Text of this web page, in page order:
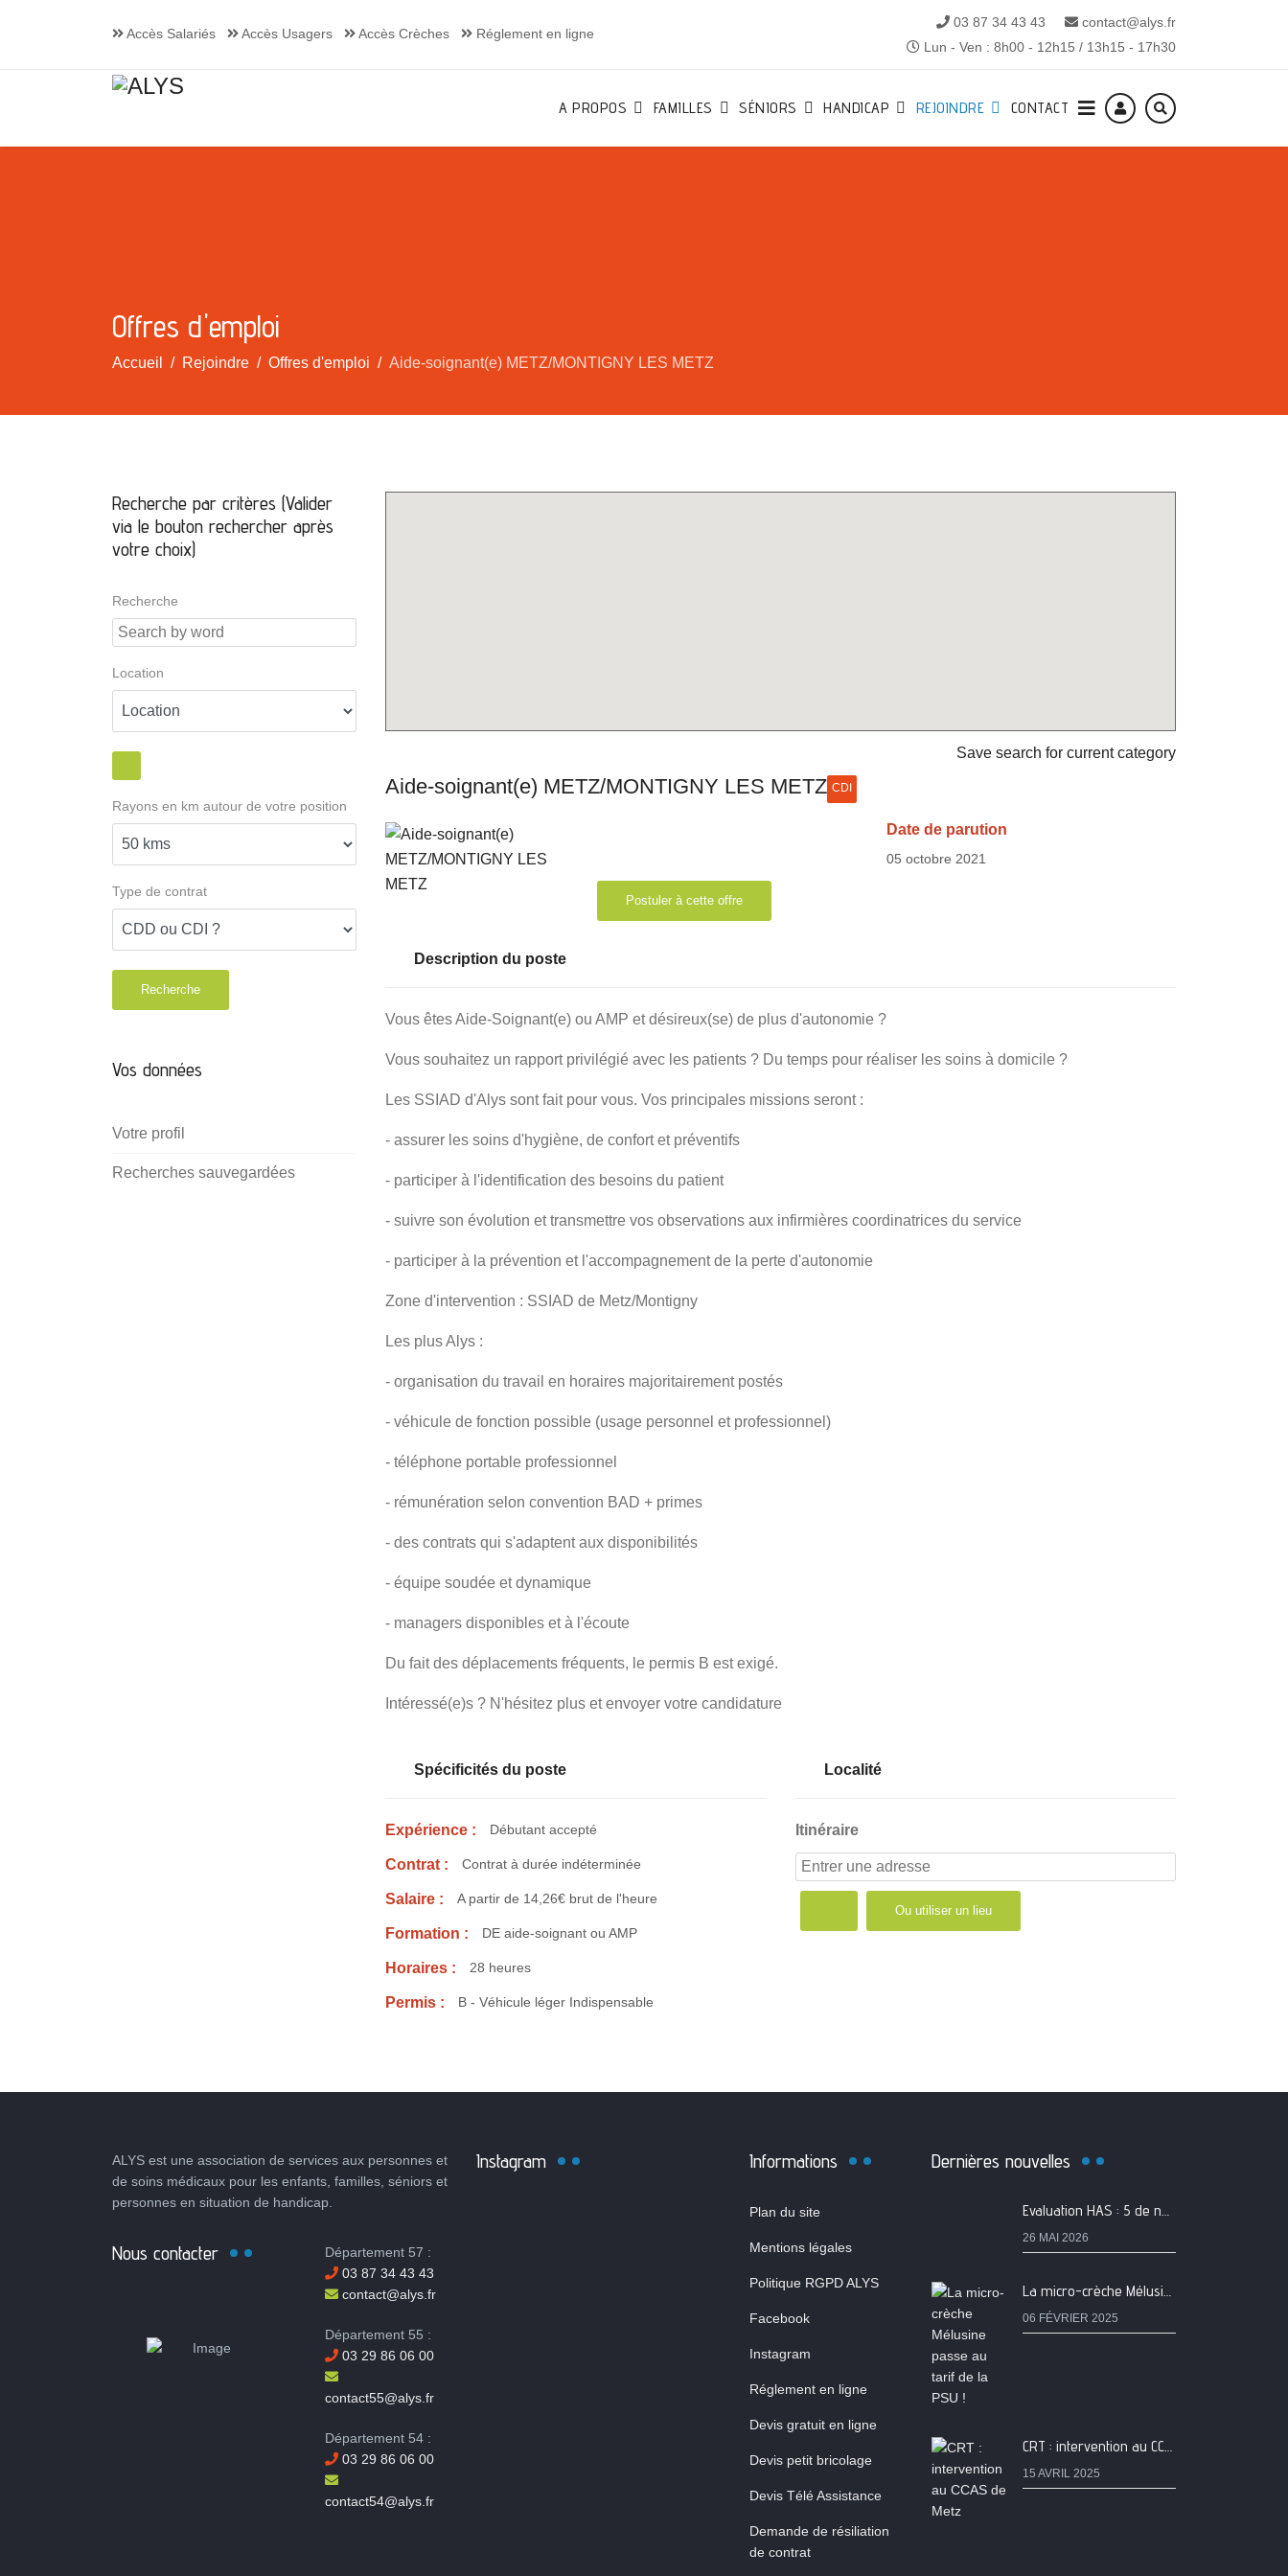
Accès Salariés Accès Usagers Accès Crèches Réglement en ligne
03 87 34 43 43
contact@alys.fr
Lun - Ven : 8h00 - 12h15 / 13h15 - 17h30
A PROPOS FAMILLES SÉNIORS HANDICAP REJOINDRE CONTACT
Offres d'emploi
Accueil Rejoindre Offres d'emploi Aide-soignant(e) METZ/MONTIGNY LES METZ
Save search for current category
Aide-soignant(e) METZ/MONTIGNY LES METZ CDI
Date de parution
05 octobre 2021
Postuler à cette offre
Description du poste
Vous êtes Aide-Soignant(e) ou AMP et désireux(se) de plus d'autonomie ?
Vous souhaitez un rapport privilégié avec les patients ? Du temps pour réaliser les soins à domicile ?
Les SSIAD d'Alys sont fait pour vous. Vos principales missions seront :
- assurer les soins d'hygiène, de confort et préventifs
- participer à l'identification des besoins du patient
- suivre son évolution et transmettre vos observations aux infirmières coordinatrices du service
- participer à la prévention et l'accompagnement de la perte d'autonomie
Zone d'intervention : SSIAD de Metz/Montigny
Les plus Alys :
- organisation du travail en horaires majoritairement postés
- véhicule de fonction possible (usage personnel et professionnel)
- téléphone portable professionnel
- rémunération selon convention BAD + primes
- des contrats qui s'adaptent aux disponibilités
- équipe soudée et dynamique
- managers disponibles et à l'écoute
Du fait des déplacements fréquents, le permis B est exigé.
Intéressé(e)s ? N'hésitez plus et envoyer votre candidature
Spécificités du poste
Expérience : Débutant accepté
Contrat : Contrat à durée indéterminée
Salaire : A partir de 14,26€ brut de l'heure
Formation : DE aide-soignant ou AMP
Horaires : 28 heures
Permis : B - Véhicule léger Indispensable
Localité
Itinéraire
Ou utiliser un lieu
Recherche par critères (Valider
via le bouton rechercher après
votre choix)
Recherche
Location
Rayons en km autour de votre position
Type de contrat
Recherche
Vos données
Votre profil
Recherches sauvegardées
ALYS est une association de services aux personnes et
de soins médicaux pour les enfants, familles, séniors et
personnes en situation de handicap.
Nous contacter
Département 57 :
03 87 34 43 43
contact@alys.fr
Département 55 :
03 29 86 06 00
contact55@alys.fr
Département 54 :
03 29 86 06 00
contact54@alys.fr
Instagram Informations
Plan du site
Mentions légales
Politique RGPD ALYS
Facebook
Instagram
Réglement en ligne
Devis gratuit en ligne
Devis petit bricolage
Devis Télé Assistance
Demande de résiliation
de contrat
Dernières nouvelles
Evaluation HAS : 5 de nos services classés A
26 MAI 2026
La micro-crèche Mélusine passe au tarif de la PSU !
06 FÉVRIER 2025
CRT : intervention au CCAS de Metz
15 AVRIL 2025